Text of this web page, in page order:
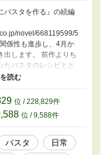
パスタを作る』の続編
novel/668119599/5
係性も進歩し、4月か
出します。 前作よりち
たパスタのレシピとと
カクヨムのアニバーサ
）にて、毎回異なるお
連作短編です。
位 / 228,829件
位 / 9,588件
パスタ
日常